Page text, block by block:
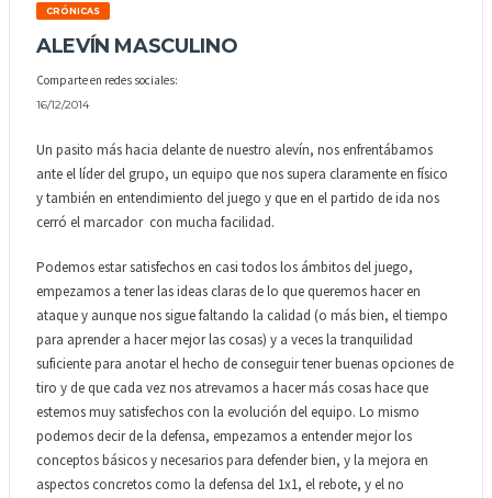
CRÓNICAS
ALEVÍN MASCULINO
Comparte en redes sociales:
16/12/2014
Un pasito más hacia delante de nuestro alevín, nos enfrentábamos
ante el líder del grupo, un equipo que nos supera claramente en físico
y también en entendimiento del juego y que en el partido de ida nos
cerró el marcador con mucha facilidad.
Podemos estar satisfechos en casi todos los ámbitos del juego,
empezamos a tener las ideas claras de lo que queremos hacer en
ataque y aunque nos sigue faltando la calidad (o más bien, el tiempo
para aprender a hacer mejor las cosas) y a veces la tranquilidad
suficiente para anotar el hecho de conseguir tener buenas opciones de
tiro y de que cada vez nos atrevamos a hacer más cosas hace que
estemos muy satisfechos con la evolución del equipo. Lo mismo
podemos decir de la defensa, empezamos a entender mejor los
conceptos básicos y necesarios para defender bien, y la mejora en
aspectos concretos como la defensa del 1x1, el rebote, y el no